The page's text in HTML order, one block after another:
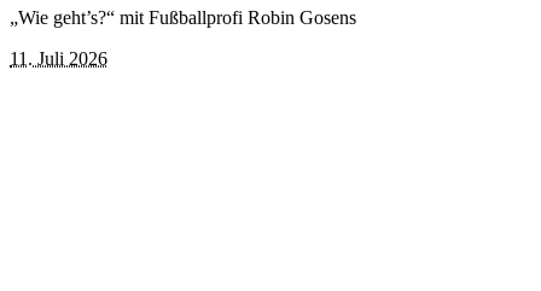
„Wie geht’s?“ mit Fußballprofi Robin Gosens
11. Juli 2026